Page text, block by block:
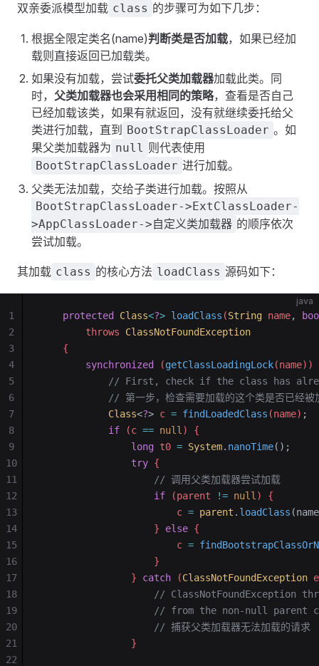
双亲委派模型加载 class 的步骤可为如下几步：
根据全限定类名(name)判断类是否加载，如果已经加
载则直接返回已加载类。
如果没有加载，尝试委托父类加载器加载此类。同
时， 父类加载器也会采用相同的策略，查看是否自己
已经加载该类，如果有就返回，没有就继续委托给父
类进行加载，直到 BootStrapClassLoader 。如
果父类加载器为 null 则代表使用
BootStrapClassLoader 进行加载。
父类无法加载，交给子类进行加载。按照从
BootStrapClassLoader->ExtClassLoader-
>AppClassLoader->自定义类加载器 的顺序依次
尝试加载。
其加载 class 的核心方法 loadClass 源码如下：
java
    protected
Class<?> loadClass (String name,
        throws
ClassNotFoundException
    {
        synchronized
(getClassLoadingLock
// First, check if the class has
// 第一步，检查需要加载的这个类是否已经被
            Class
<?> c = findLoadedClass (name) ;
            if
(c == null ) {
                long
t0 = System. nanoTime();
                try
{
                    // 调用父类加载器尝试加载
                    if
(parent != null ) {
                        c
= parent . loadClass
                    }
else {
                        c
=
                    }
                }
catch (ClassNotFoundException e
// ClassNotFoundException
// from the non-null parent
                    // 捕获父类加载器无法加载的请求
                }
1
2
3
4
5
6
7
8
9
10
11
12
13
14
15
16
17
18
19
20
21
22